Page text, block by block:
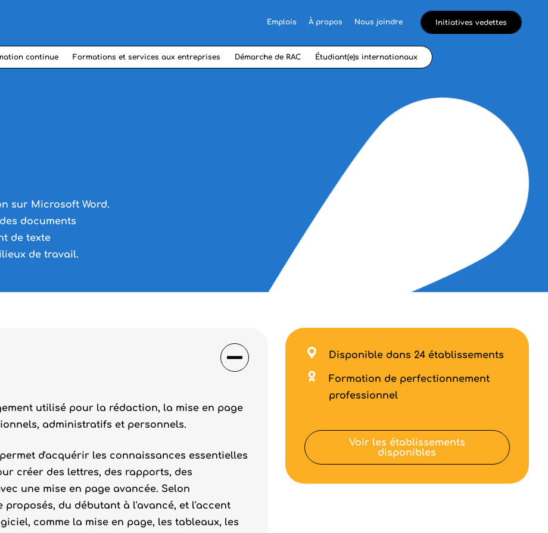
Emplois À propos Nous joindre Initiatives vedettes
continue Formations et services aux entreprises Démarche de RAC Étudiant(e)s internationaux
sur Microsoft Word.
documents
de texte
de travail.
utilisé pour la rédaction, la mise en page
administratifs et personnels.
d'acquérir les connaissances essentielles
créer des lettres, des rapports, des
une mise en page avancée. Selon
du débutant à l'avancé, et l'accent
comme la mise en page, les tableaux, les
Disponible dans 24 établissements
Formation de perfectionnement
professionnel
Voir les établissements
disponibles